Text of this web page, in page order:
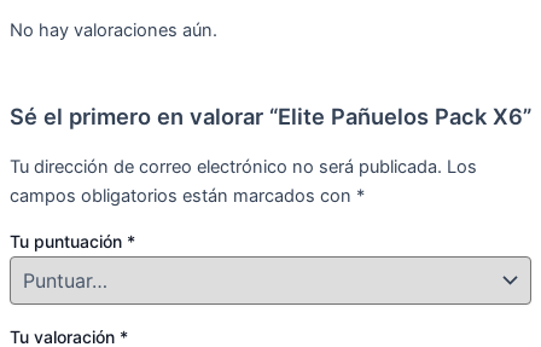
No hay valoraciones aún.
Sé el primero en valorar “Elite Pañuelos Pack X6”
Tu dirección de correo electrónico no será publicada. Los
campos obligatorios están marcados con *
Tu puntuación *
Tu valoración *